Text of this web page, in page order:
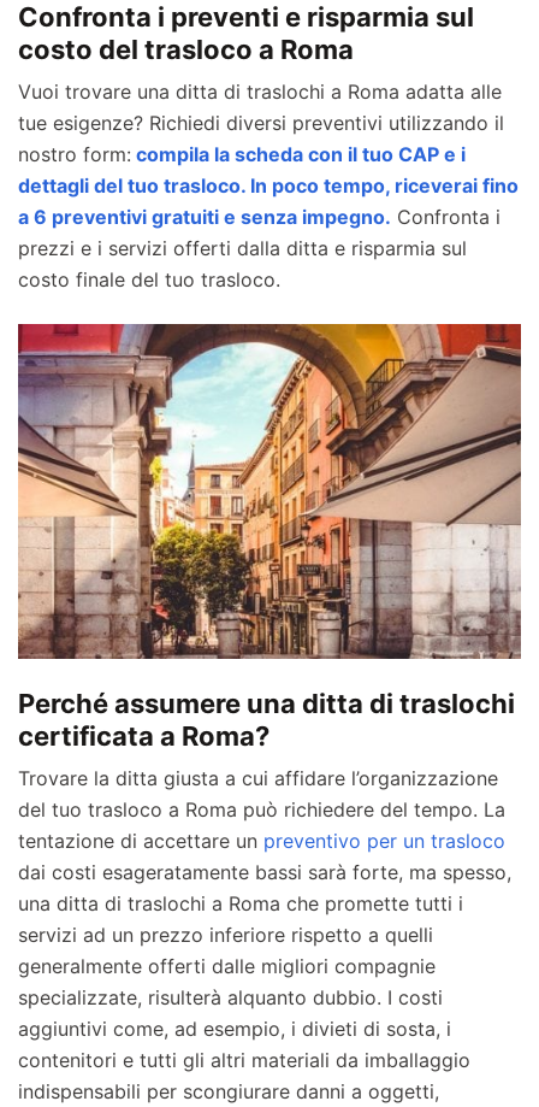
Confronta i preventi e risparmia sul
costo del trasloco a Roma
Vuoi trovare una ditta di traslochi a Roma adatta alle
tue esigenze? Richiedi diversi preventivi utilizzando il
nostro form: compila la scheda con il tuo CAP e i
dettagli del tuo trasloco. In poco tempo, riceverai fino
a 6 preventivi gratuiti e senza impegno. Confronta i
prezzi e i servizi offerti dalla ditta e risparmia sul
costo finale del tuo trasloco.
Perché assumere una ditta di traslochi
certificata a Roma?
Trovare la ditta giusta a cui affidare l’organizzazione
del tuo trasloco a Roma può richiedere del tempo. La
tentazione di accettare un preventivo per un trasloco
dai costi esageratamente bassi sarà forte, ma spesso,
una ditta di traslochi a Roma che promette tutti i
servizi ad un prezzo inferiore rispetto a quelli
generalmente offerti dalle migliori compagnie
specializzate, risulterà alquanto dubbio. I costi
aggiuntivi come, ad esempio, i divieti di sosta, i
contenitori e tutti gli altri materiali da imballaggio
indispensabili per scongiurare danni a oggetti,